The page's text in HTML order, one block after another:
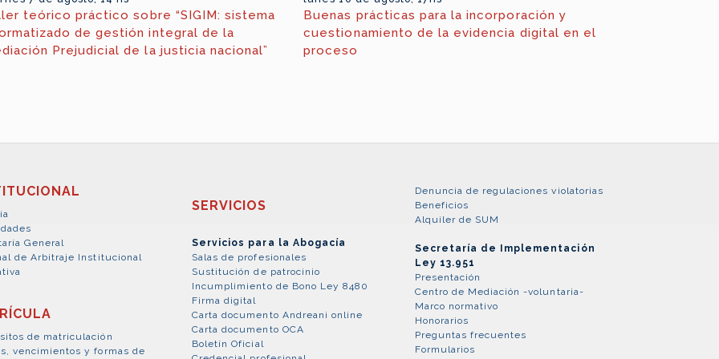
teórico práctico sobre “SIGIM: sistema
de gestión integral de la
Prejudicial de la justicia nacional”
Buenas prácticas para la incorporación y
cuestionamiento de la evidencia digital en el
proceso
General
de Arbitraje Institucional
de matriculación
vencimientos y formas de
SERVICIOS
Servicios para la Abogacía
Salas de profesionales
Sustitución de patrocinio
Incumplimiento de Bono Ley 8480
Firma digital
Carta documento Andreani online
Carta documento OCA
Boletín Oficial
Denuncia de regulaciones violatorias
Beneficios
Alquiler de SUM
Secretaría de Implementación
Ley 13.951
Presentación
Centro de Mediación -voluntaria-
Marco normativo
Honorarios
Preguntas frecuentes
Formularios